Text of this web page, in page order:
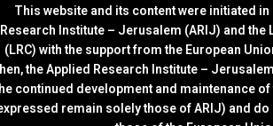
This website and its content were initiated in
Research Institute – Jerusalem (ARIJ) and the
(LRC) with the support from the European
the Applied Research Institute –
continued development and maintenance
remain solely those of ARIJ) and